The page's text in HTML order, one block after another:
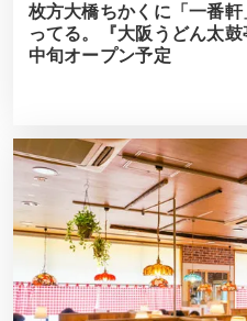
枚方大橋ちかくに「一番
ってる。『大阪うどん太
中旬オープン予定